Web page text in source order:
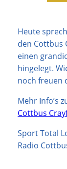
Heute
den Cottbus
einen
hingelegt.
noch freuen
Mehr Info’s
Cottbus
Sport Total
Radio